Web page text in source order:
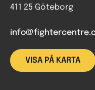
411 25 Göteborg
VISA PÅ KARTA